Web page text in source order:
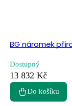
BG náramek
Dostupný
13 832 Kč
Do košíku